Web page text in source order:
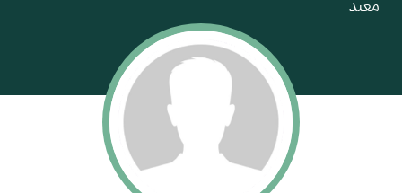
معيد